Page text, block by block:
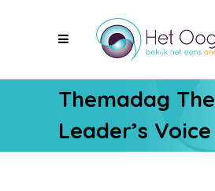
Themadag The
Leader’s Voice